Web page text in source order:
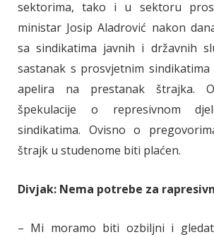
sektorima, tako i u sektoru
ministar Josip Aladrović nakon
sa sindikatima javnih i državnih
sastanak s prosvjetnim
apelira na prestanak štrajka.
špekulacije o represivnom
sindikatima. Ovisno o
štrajk u studenome biti plaćen.
Divjak: Nema potrebe za
– Mi moramo biti ozbiljni i